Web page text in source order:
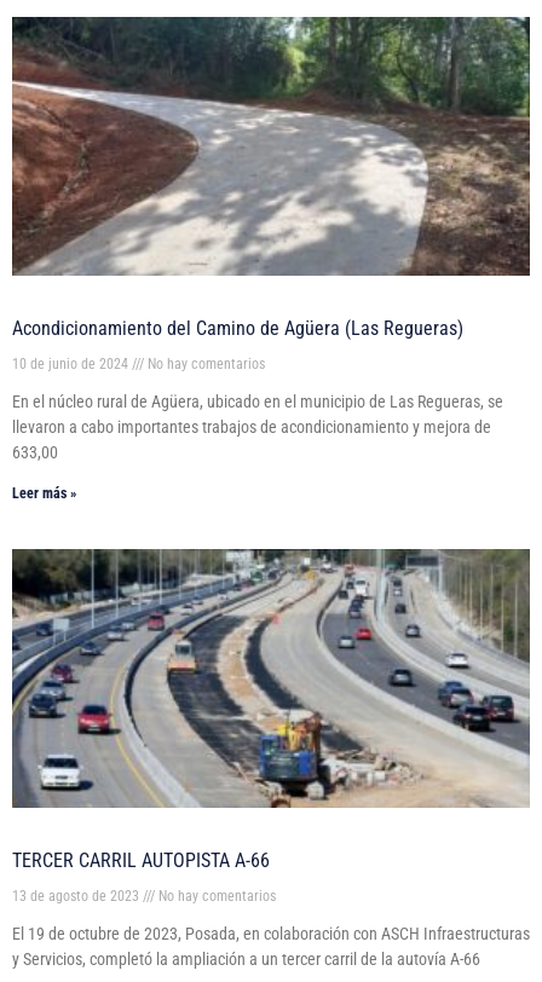
Acondicionamiento del Camino de Agüera (Las Regueras)
10 de junio de 2024 No hay comentarios
En el núcleo rural de Agüera, ubicado en el municipio de Las Regueras, se
llevaron a cabo importantes trabajos de acondicionamiento y mejora de
633,00
Leer más »
TERCER CARRIL AUTOPISTA A-66
13 de agosto de 2023 No hay comentarios
El 19 de octubre de 2023, Posada, en colaboración con ASCH Infraestructuras
y Servicios, completó la ampliación a un tercer carril de la autovía A-66